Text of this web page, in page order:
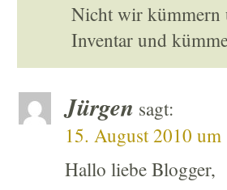
Nicht wir kümmern
Inventar und
Jürgen sagt:
15. August 2010
Hallo liebe Blogger,